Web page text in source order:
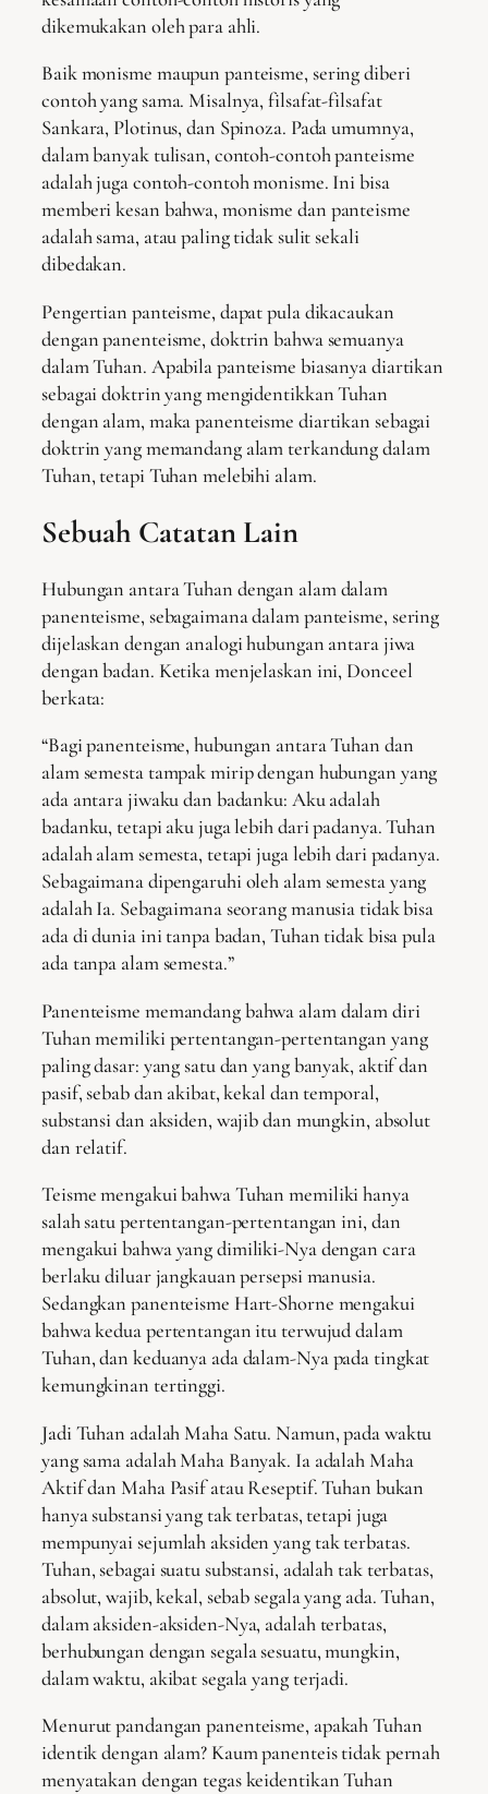
dikemukakan oleh para ahli.
Baik monisme maupun panteisme, sering diberi
contoh yang sama. Misalnya, filsafat-filsafat
Sankara, Plotinus, dan Spinoza. Pada umumnya,
dalam banyak tulisan, contoh-contoh panteisme
adalah juga contoh-contoh monisme. Ini bisa
memberi kesan bahwa, monisme dan panteisme
adalah sama, atau paling tidak sulit sekali
dibedakan.
Pengertian panteisme, dapat pula dikacaukan
dengan panenteisme, doktrin bahwa semuanya
dalam Tuhan. Apabila panteisme biasanya diartikan
sebagai doktrin yang mengidentikkan Tuhan
dengan alam, maka panenteisme diartikan sebagai
doktrin yang memandang alam terkandung dalam
Tuhan, tetapi Tuhan melebihi alam.
Sebuah Catatan Lain
Hubungan antara Tuhan dengan alam dalam
panenteisme, sebagaimana dalam panteisme, sering
dijelaskan dengan analogi hubungan antara jiwa
dengan badan. Ketika menjelaskan ini, Donceel
berkata:
“Bagi panenteisme, hubungan antara Tuhan dan
alam semesta tampak mirip dengan hubungan yang
ada antara jiwaku dan badanku: Aku adalah
badanku, tetapi aku juga lebih dari padanya. Tuhan
adalah alam semesta, tetapi juga lebih dari padanya.
Sebagaimana dipengaruhi oleh alam semesta yang
adalah Ia. Sebagaimana seorang manusia tidak bisa
ada di dunia ini tanpa badan, Tuhan tidak bisa pula
ada tanpa alam semesta.”
Panenteisme memandang bahwa alam dalam diri
Tuhan memiliki pertentangan-pertentangan yang
paling dasar: yang satu dan yang banyak, aktif dan
pasif, sebab dan akibat, kekal dan temporal,
substansi dan aksiden, wajib dan mungkin, absolut
dan relatif.
Teisme mengakui bahwa Tuhan memiliki hanya
salah satu pertentangan-pertentangan ini, dan
mengakui bahwa yang dimiliki-Nya dengan cara
berlaku diluar jangkauan persepsi manusia.
Sedangkan panenteisme Hart-Shorne mengakui
bahwa kedua pertentangan itu terwujud dalam
Tuhan, dan keduanya ada dalam-Nya pada tingkat
kemungkinan tertinggi.
Jadi Tuhan adalah Maha Satu. Namun, pada waktu
yang sama adalah Maha Banyak. Ia adalah Maha
Aktif dan Maha Pasif atau Reseptif. Tuhan bukan
hanya substansi yang tak terbatas, tetapi juga
mempunyai sejumlah aksiden yang tak terbatas.
Tuhan, sebagai suatu substansi, adalah tak terbatas,
absolut, wajib, kekal, sebab segala yang ada. Tuhan,
dalam aksiden-aksiden-Nya, adalah terbatas,
berhubungan dengan segala sesuatu, mungkin,
dalam waktu, akibat segala yang terjadi.
Menurut pandangan panenteisme, apakah Tuhan
identik dengan alam? Kaum panenteis tidak pernah
menyatakan dengan tegas keidentikan Tuhan